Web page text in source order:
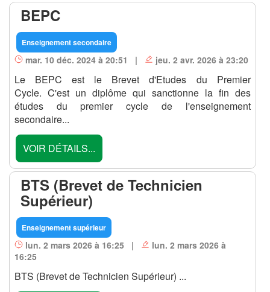
BEPC
Enseignement secondaire
mar. 10 déc. 2024 à 20:51 | jeu. 2 avr. 2026 à 23:20
Le BEPC est le Brevet d'Etudes du Premier
Cycle. C'est un diplôme qui sanctionne la fin des
études du premier cycle de l'enseignement
secondaire...
VOIR DÉTAILS...
BTS (Brevet de Technicien
Supérieur)
Enseignement supérieur
lun. 2 mars 2026 à 16:25 |
lun. 2 mars 2026 à
16:25
BTS (Brevet de Technicien Supérieur) ...